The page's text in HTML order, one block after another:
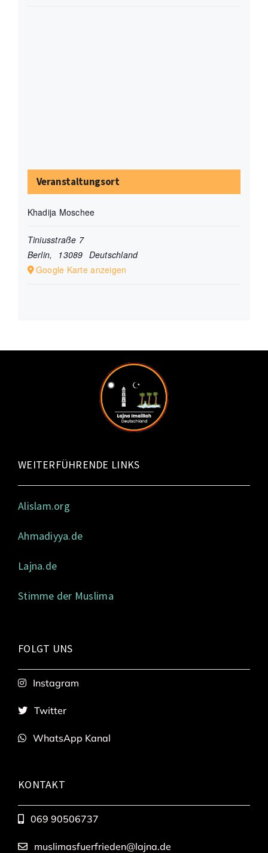
Veranstaltungsort
Khadija Moschee
Tiniusstraße 7
Berlin, 13089 Deutschland
Google Karte anzeigen
WEITERFÜHRENDE LINKS
Alislam.org
Ahmadiyya.de
Lajna.de
Stimme der Muslima
FOLGT UNS
Instagram
Twitter
WhatsApp Kanal
KONTAKT
069 90506737
muslimasfuerfrieden@lajna.de